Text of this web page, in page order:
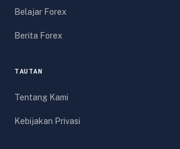
Belajar Forex
Berita Forex
TAUTAN
Tentang Kami
Kebijakan Privasi